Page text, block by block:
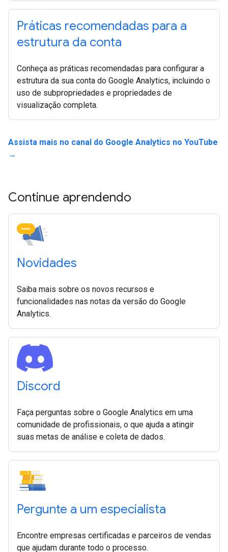
Práticas recomendadas para a
estrutura da conta
Conheça as práticas recomendadas para configurar a
estrutura da sua conta do Google Analytics, incluindo o
uso de subpropriedades e propriedades de
visualização completa.
Assista mais no canal do Google Analytics no YouTube
→
Continue aprendendo
Novidades
Saiba mais sobre os novos recursos e
funcionalidades nas notas da versão do Google
Analytics.
Discord
Faça perguntas sobre o Google Analytics em uma
comunidade de profissionais, o que ajuda a atingir
suas metas de análise e coleta de dados.
Pergunte a um especialista
Encontre empresas certificadas e parceiros de vendas
que ajudam durante todo o processo.